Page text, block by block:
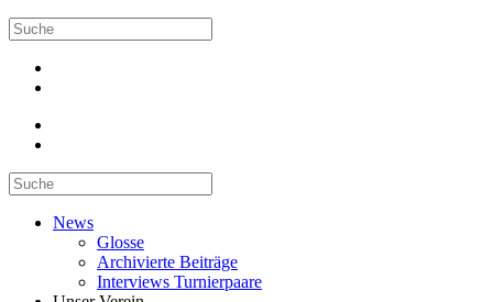
News
Glosse
Archivierte Beiträge
Interviews Turnierpaare